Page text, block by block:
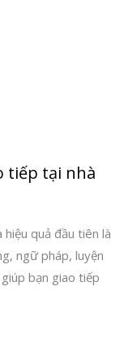
tiếp tại nhà
quả đầu tiên là
ngữ pháp, luyện
bạn giao tiếp